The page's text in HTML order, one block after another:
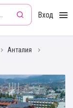
Вход
Анталия